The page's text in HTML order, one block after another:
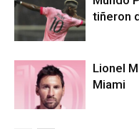
tiñeron
Lionel
Miami